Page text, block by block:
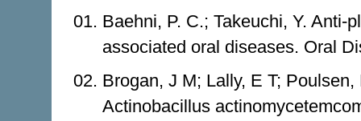
Baehni, P. C.; Takeuchi, Y. Anti-
associated oral diseases. Oral
Brogan, J M; Lally, E T;
Actinobacillus